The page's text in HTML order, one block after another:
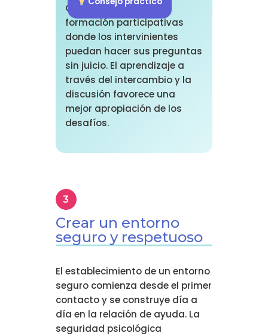
Organiza sesiones de
formación participativas
donde los intervinientes
puedan hacer sus preguntas
sin juicio. El aprendizaje a
través del intercambio y la
discusión favorece una
mejor apropiación de los
desafíos.
Crear un entorno
seguro y respetuoso
El establecimiento de un entorno
seguro comienza desde el primer
contacto y se construye día a
día en la relación de ayuda. La
seguridad psicológica